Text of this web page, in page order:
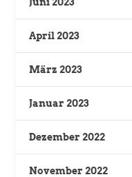
April 2023
März 2023
Januar 2023
Dezember 2022
November 2022